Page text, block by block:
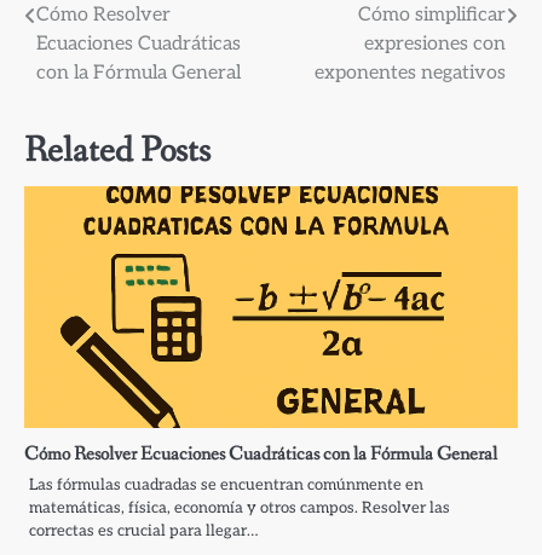
Navegación
de
Cómo Resolver
Ecuaciones Cuadráticas
con la Fórmula General
Cómo simplificar
expresiones con
exponentes negativos
Related Posts
Cómo Resolver Ecuaciones Cuadráticas con la Fórmula General
Las fórmulas cuadradas se encuentran comúnmente en
matemáticas, física, economía y otros campos. Resolver las
correctas es crucial para llegar…